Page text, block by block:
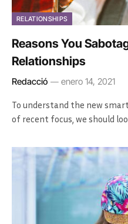
RELATIONSHIPS
Reasons You
Relationships
Redacció enero 14, 2021
To understand the new
of recent focus, we should